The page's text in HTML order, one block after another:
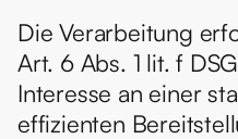
Die Verarbeitung
Art. 6 Abs. 1 lit. f
Interesse an einer
effizienten